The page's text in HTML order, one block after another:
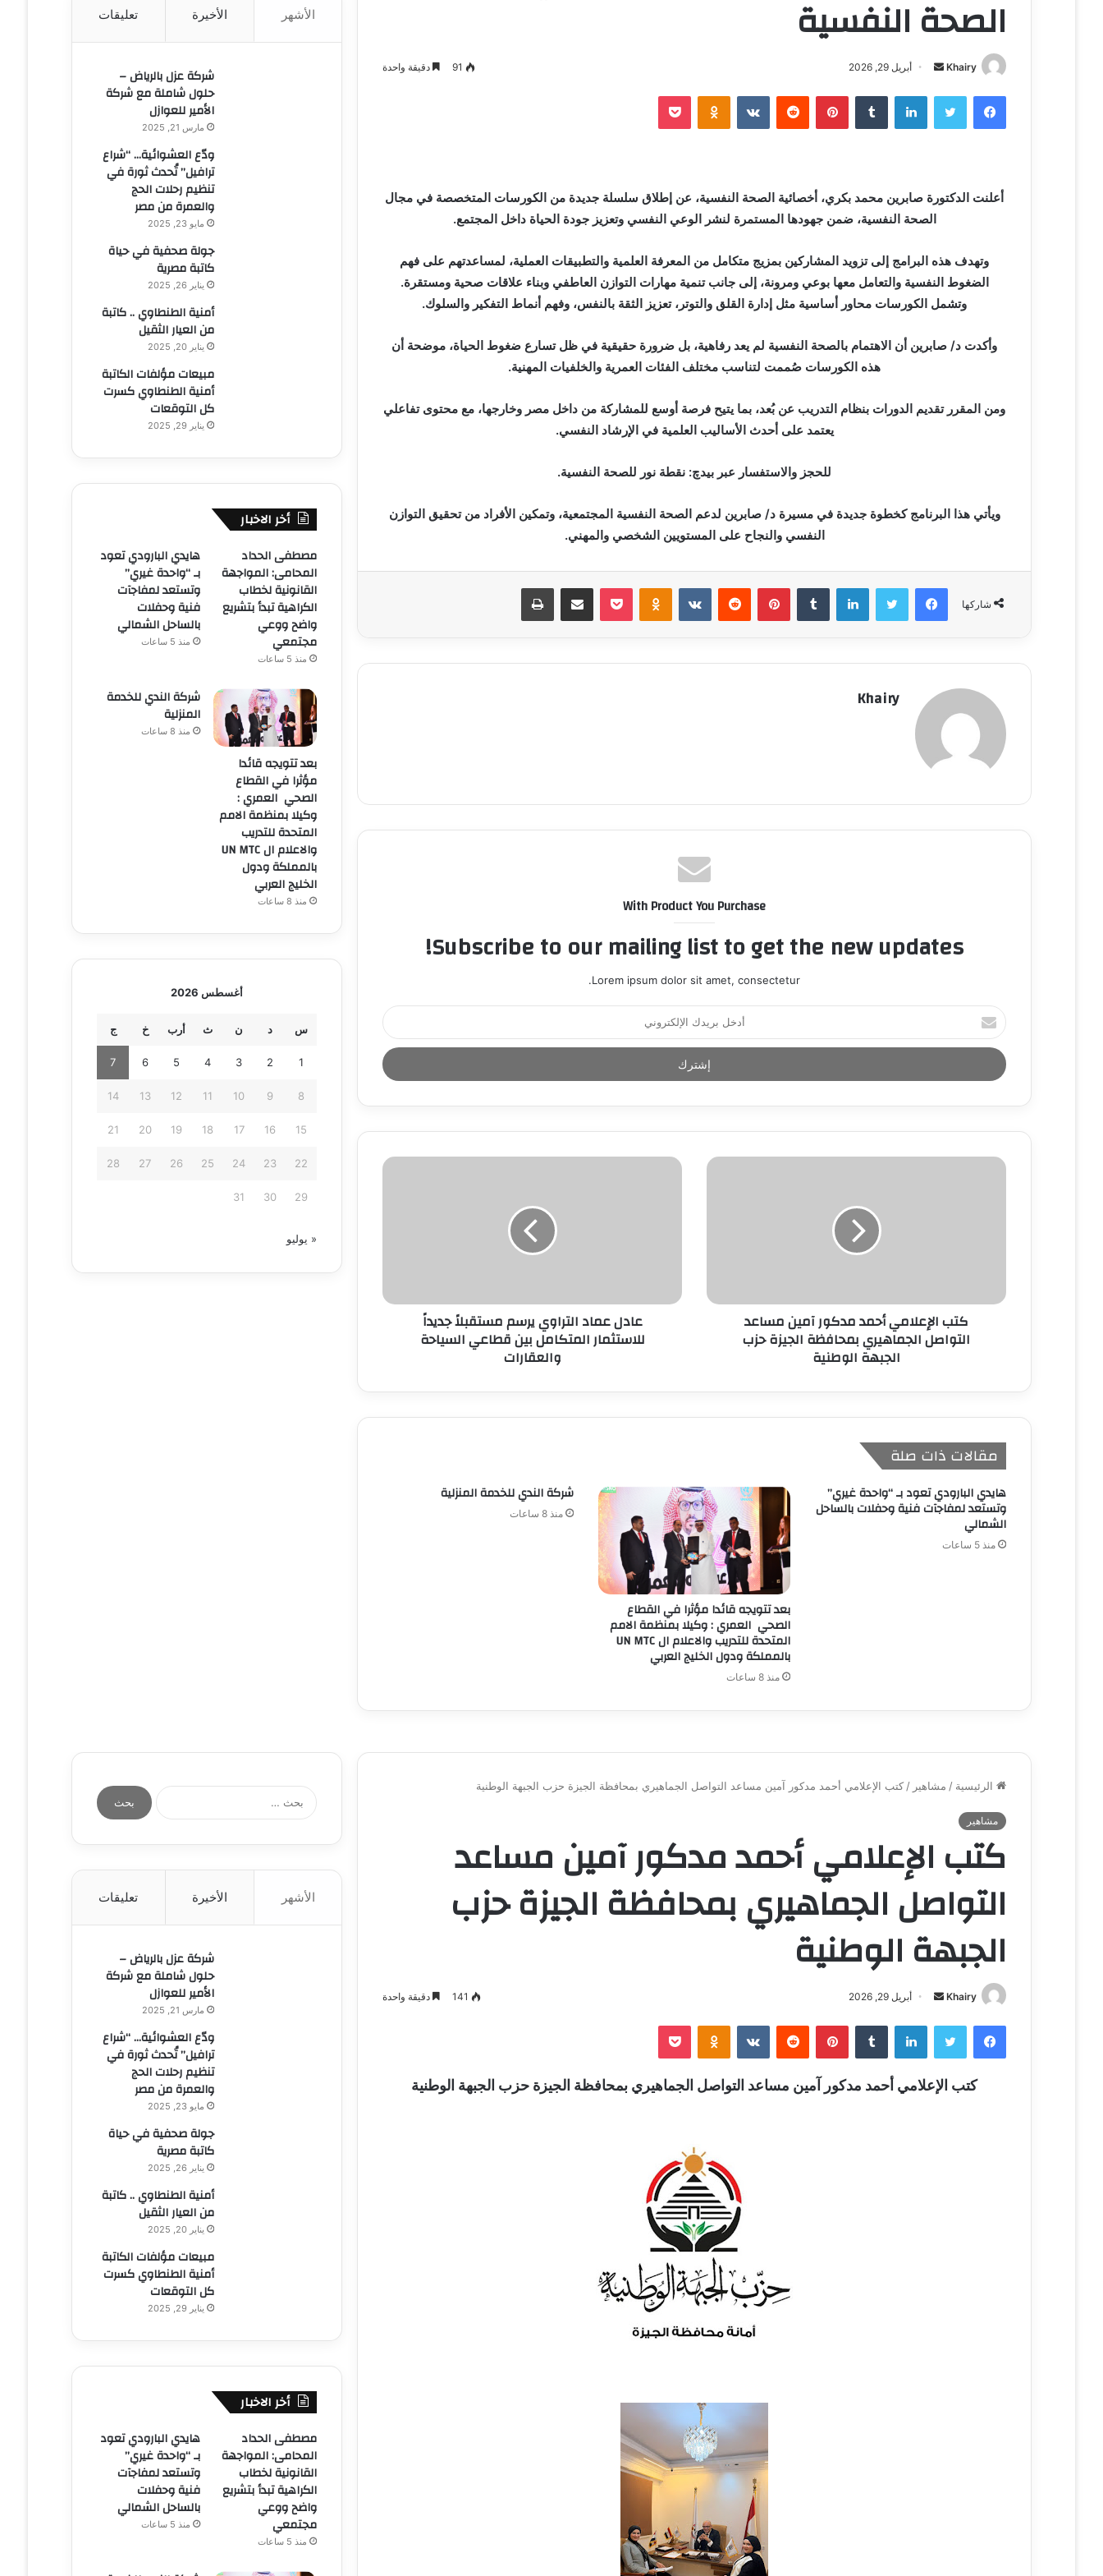
الصحة النفسية
Khairy
أ
ل
د
ا
ل
ك
ت
و
أبريل 29, 2026 91 دقيقة واحدة
فيسبوك تويتر لينكدإن ‏Tumblr بينتيريست ‏Reddit
‏VKontakte
Odnoklassniki بوكيت
أعلنت الدكتورة صابرين محمد بكري، أخصائية الصحة النفسية، عن إطلاق سلسلة جديدة من الكورسات المتخصصة في مجال
الصحة النفسية، ضمن جهودها المستمرة لنشر الوعي النفسي وتعزيز جودة الحياة داخل المجتمع.
وتهدف هذه البرامج إلى تزويد المشاركين بمزيج متكامل من المعرفة العلمية والتطبيقات العملية، لمساعدتهم على فهم
الضغوط النفسية والتعامل معها بوعي ومرونة، إلى جانب تنمية مهارات التوازن العاطفي وبناء علاقات صحية ومستقرة.
وتشمل الكورسات محاور أساسية مثل إدارة القلق والتوتر، تعزيز الثقة بالنفس، وفهم أنماط التفكير والسلوك.
وأكدت د/ صابرين أن الاهتمام بالصحة النفسية لم يعد رفاهية، بل ضرورة حقيقية في ظل تسارع ضغوط الحياة، موضحة أن
هذه الكورسات صُممت لتناسب مختلف الفئات العمرية والخلفيات المهنية.
ومن المقرر تقديم الدورات بنظام التدريب عن بُعد، بما يتيح فرصة أوسع للمشاركة من داخل مصر وخارجها، مع محتوى تفاعلي
يعتمد على أحدث الأساليب العلمية في الإرشاد النفسي.
للحجز والاستفسار عبر بيدچ: نقطة نور للصحة النفسية.
ويأتي هذا البرنامج كخطوة جديدة في مسيرة د/ صابرين لدعم الصحة النفسية المجتمعية، وتمكين الأفراد من تحقيق التوازن
النفسي والنجاح على المستويين الشخصي والمهني.
شاركها
فيسبوك تويتر لينكدإن ‏Tumblr بينتيريست ‏Reddit
‏VKontakte
Odnoklassniki بوكيت مشاركة عبر البريد طباعة
Khairy
With Product You Purchase
Subscribe to our mailing list to get the new updates!
Lorem ipsum dolor sit amet, consectetur.
أ
د
خ
ل
د
ا
كتب الإعلامي أحمد مدكور آمين مساعد
التواصل الجماهيري بمحافظة الجيزة حزب
الجبهة الوطنية
عادل عماد التراوي يرسم مستقبلاً جديداً
للاستثمار المتكامل بين قطاعي السياحة
والعقارات
مقالات ذات صلة
هايدي البارودي تعود بـ “واحدة غيري”
وتستعد لمفاجآت فنية وحفلات بالساحل
الشمالي
منذ 5 ساعات
بعد تتويجه قائدا مؤثرا في القطاع
الصحي العمري : وكيلا بمنظمة الامم
المتحدة للتدريب والاعلام ال UN MTC
بالمملكة ودول الخليج العربي
منذ 8 ساعات
شركة الندي للخدمة المنزلية
منذ 8 ساعات
الأشهر الأخيرة تعليقات
شركة عزل بالرياض –
حلول شاملة مع شركة
الأمير للعوازل
مارس 21, 2025
ودّع العشوائية… “شراع
ترافيل” تُحدث ثورة في
تنظيم رحلات الحج
والعمرة من مصر
مايو 23, 2025
جولة صحفية في حياة
كاتبة مصرية
يناير 26, 2025
أمنية الطنطاوي .. كاتبة
من العيار الثقيل
يناير 20, 2025
مبيعات مؤلفات الكاتبة
أمنية الطنطاوي كسرت
كل التوقعات
يناير 29, 2025
أخر الاخبار
مصطفى الحداد
المحامى: المواجهة
القانونية لخطاب
الكراهية تبدأ بتشريع
واضح ووعي
مجتمعي
منذ 5 ساعات
هايدي البارودي تعود
بـ “واحدة غيري”
وتستعد لمفاجآت
فنية وحفلات
بالساحل الشمالي
منذ 5 ساعات
بعد تتويجه قائدا
مؤثرا في القطاع
الصحي العمري :
وكيلا بمنظمة الامم
المتحدة للتدريب
والاعلام ال UN MTC
بالمملكة ودول
الخليج العربي
منذ 8 ساعات
شركة الندي للخدمة
المنزلية
منذ 8 ساعات
أغسطس 2026
س د ن ث أرب خ ج
1
2
3
4
5
6
7
8
9
10
11
12
13
14
15
16
17
18
19
20
21
22
23
24
25
26
27
28
29
30
31
« يوليو